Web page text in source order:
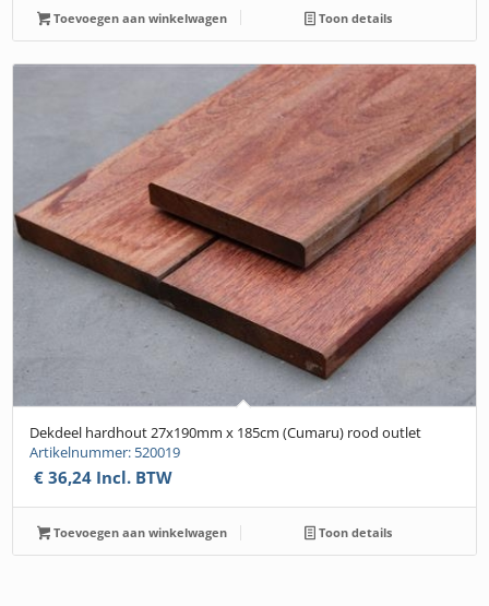
Toevoegen aan winkelwagen Toon details
Dekdeel hardhout 27x190mm x 185cm (Cumaru) rood outlet
Artikelnummer: 520019
€ 36,24 Incl. BTW
Toevoegen aan winkelwagen Toon details